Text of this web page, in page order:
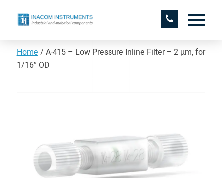
Home / A-415 – Low Pressure Inline Filter – 2 µm, for
1/16″ OD